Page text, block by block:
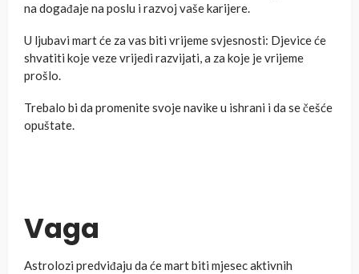
na događaje na poslu i razvoj vaše karijere.
U ljubavi mart će za vas biti vrijeme svjesnosti: Djevice će
shvatiti koje veze vrijedi razvijati, a za koje je vrijeme
prošlo.
Trebalo bi da promenite svoje navike u ishrani i da se češće
opuštate.
Vaga
Astrolozi predviđaju da će mart biti mjesec aktivnih